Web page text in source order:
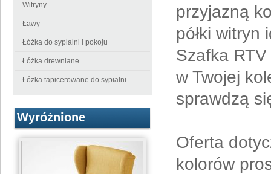
Witryny
Ławy
Łóżka do sypialni i pokoju
Łóżka drewniane
Łóżka tapicerowane do sypialni
Wyróżnione
przyjazną
półki
Szafka
w Twojej
sprawdzą
Oferta
kolorów